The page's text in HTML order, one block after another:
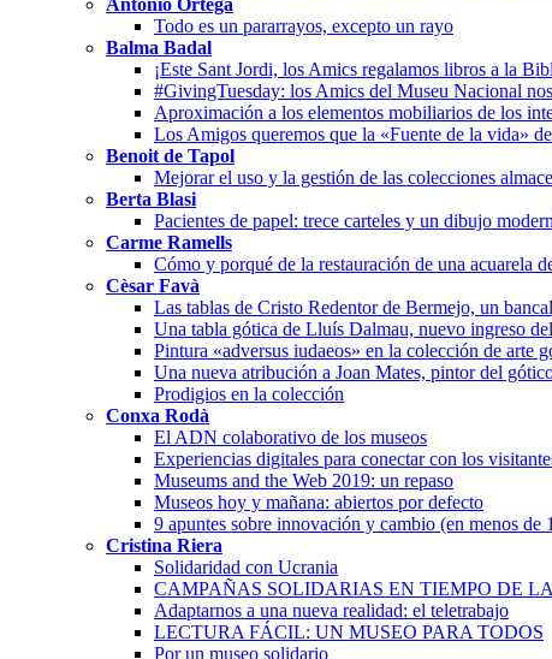
Todo es un pararrayos, excepto un rayo
Balma Badal
¡Este Sant Jordi, los Amics regalamos libros a la
#GivingTuesday: los Amics del Museu Nacional
Aproximación a los elementos mobiliarios de los
Los Amigos queremos que la «Fuente de la vida»
Benoit de Tapol
Mejorar el uso y la gestión de las colecciones
Berta Blasi
Pacientes de papel: trece carteles y un dibujo
Carme Ramells
Cómo y porqué de la restauración de una acuarela
Cèsar Favà
Las tablas de Cristo Redentor de Bermejo, un
Una tabla gótica de Lluís Dalmau, nuevo ingreso
Pintura «adversus iudaeos» en la colección de arte
Una nueva atribución a Joan Mates, pintor del
Prodigios en la colección
Conxa Rodà
El ADN colaborativo de los museos
Experiencias digitales para conectar con los
Museums and the Web 2019: un repaso
Museos hoy y mañana: abiertos por defecto
9 apuntes sobre innovación y cambio (en menos de
Cristina Riera
Solidaridad con Ucrania
CAMPAÑAS SOLIDARIAS EN TIEMPO DE
Adaptarnos a una nueva realidad: el teletrabajo
LECTURA FÁCIL: UN MUSEO PARA TODOS
Por un museo solidario